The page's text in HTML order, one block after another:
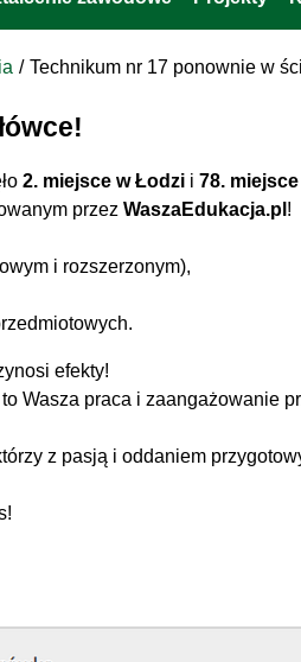
Technikum nr 17 ponownie w
2. miejsce w Łodzi i 78. miejsce
przez WaszaEdukacja.pl !
i rozszerzonym),
efekty!
Wasza praca i zaangażowanie
z pasją i oddaniem